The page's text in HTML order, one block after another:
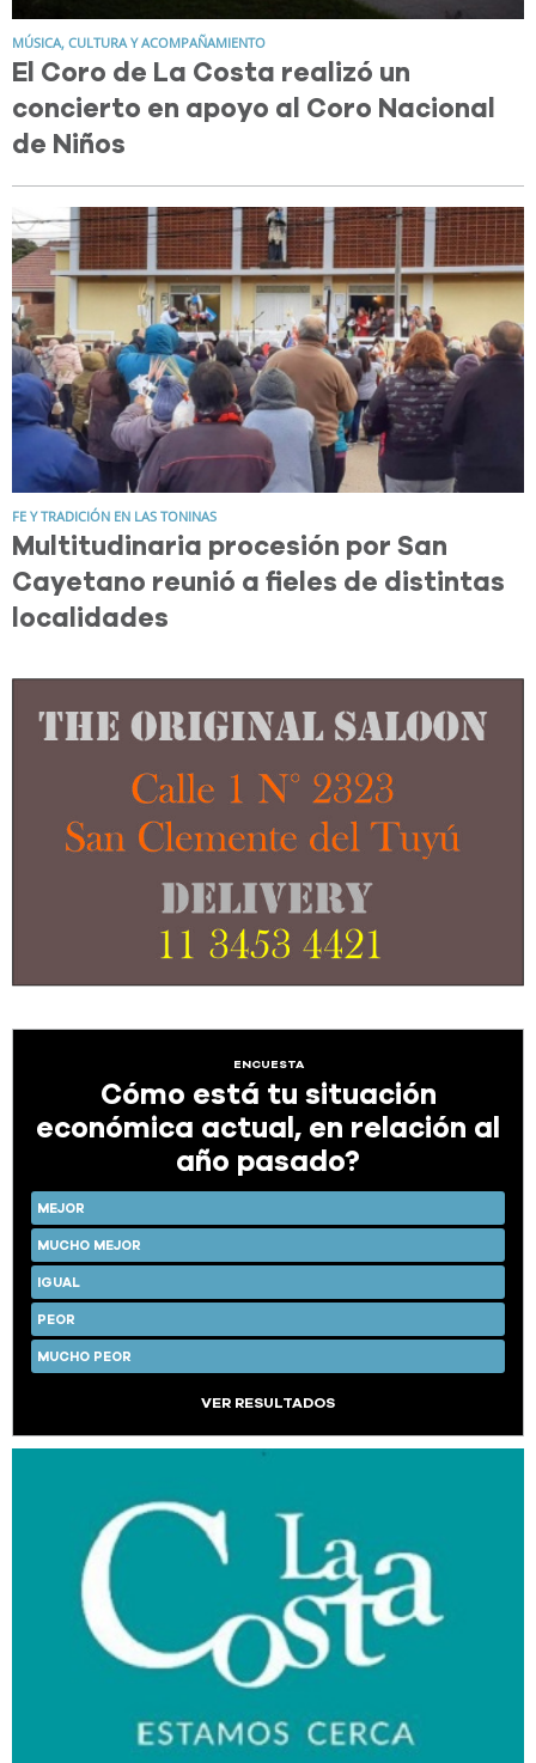
MÚSICA, CULTURA Y ACOMPAÑAMIENTO
El Coro de La Costa realizó un
concierto en apoyo al Coro Nacional
de Niños
FE Y TRADICIÓN EN LAS TONINAS
Multitudinaria procesión por San
Cayetano reunió a fieles de distintas
localidades
ENCUESTA
Cómo está tu situación
económica actual, en relación al
año pasado?
MEJOR
MUCHO MEJOR
IGUAL
PEOR
MUCHO PEOR
VER RESULTADOS